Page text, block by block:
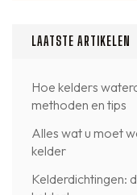
LAATSTE ARTIKELEN
Hoe kelders
methoden en tips
Alles wat u moet
kelder
Kelderdichtingen: